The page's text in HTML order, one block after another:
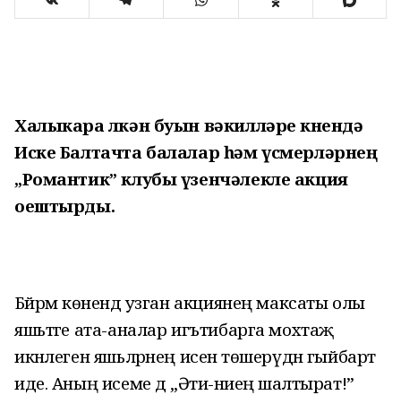
Халыкара өлкән буын вәкилләре көнендә
Иске Балтачта балалар һәм үсмерләрнең
„Романтик” клубы үзенчәлекле акция
оештырды.
Бәйрәм көнендә узган акциянең максаты олы
яшьтәге ата-аналар игътибарга мохтаҗ
икәнлеген яшьләрнең исенә төшерүдән гыйбарәт
иде. Аның исеме дә „Әти-әниеңә шалтырат!”